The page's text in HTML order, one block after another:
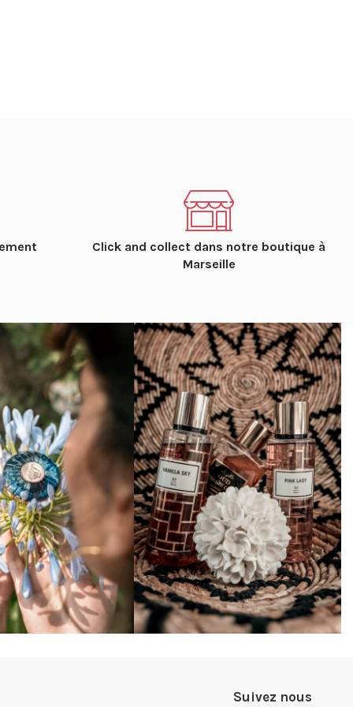
Click and collect dans notre boutique à
Marseille
Suivez nous